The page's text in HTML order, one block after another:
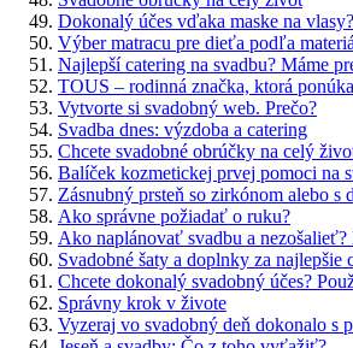
Dokonalý účes vďaka maske na vlasy?
Výber matracu pre dieťa podľa
Najlepší catering na svadbu? Máme
TOUS – rodinná značka, ktorá
Vytvorte si svadobný web. Prečo?
Svadba dnes: výzdoba a catering
Chcete svadobné obrúčky na celý
Balíček kozmetickej prvej pomoci na
Zásnubný prsteň so zirkónom alebo s
Ako správne požiadať o ruku?
Ako naplánovať svadbu a nezošalieť?
Svadobné šaty a doplnky za najlepšie
Chcete dokonalý svadobný účes?
Správny krok v živote
Vyzeraj vo svadobný deň dokonalo s